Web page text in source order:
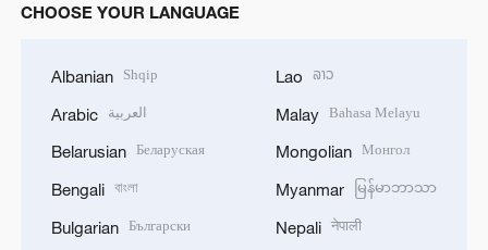
CHOOSE YOUR LANGUAGE
Albanian Shqip
Arabic العربية
Belarusian Беларуская
Bengali বাংলা
Bulgarian Български
Lao ລາວ
Malay Bahasa Melayu
Mongolian Монгол
Myanmar မြန်မာဘာသာ
Nepali नेपाली